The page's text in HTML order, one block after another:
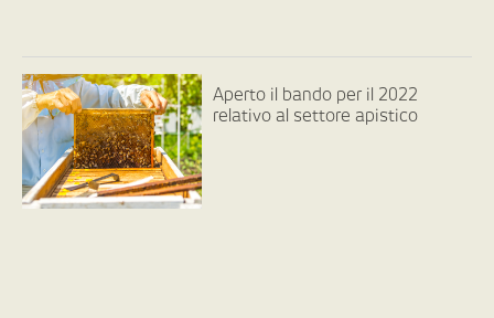
Aperto il bando per il 2022
relativo al settore apistico